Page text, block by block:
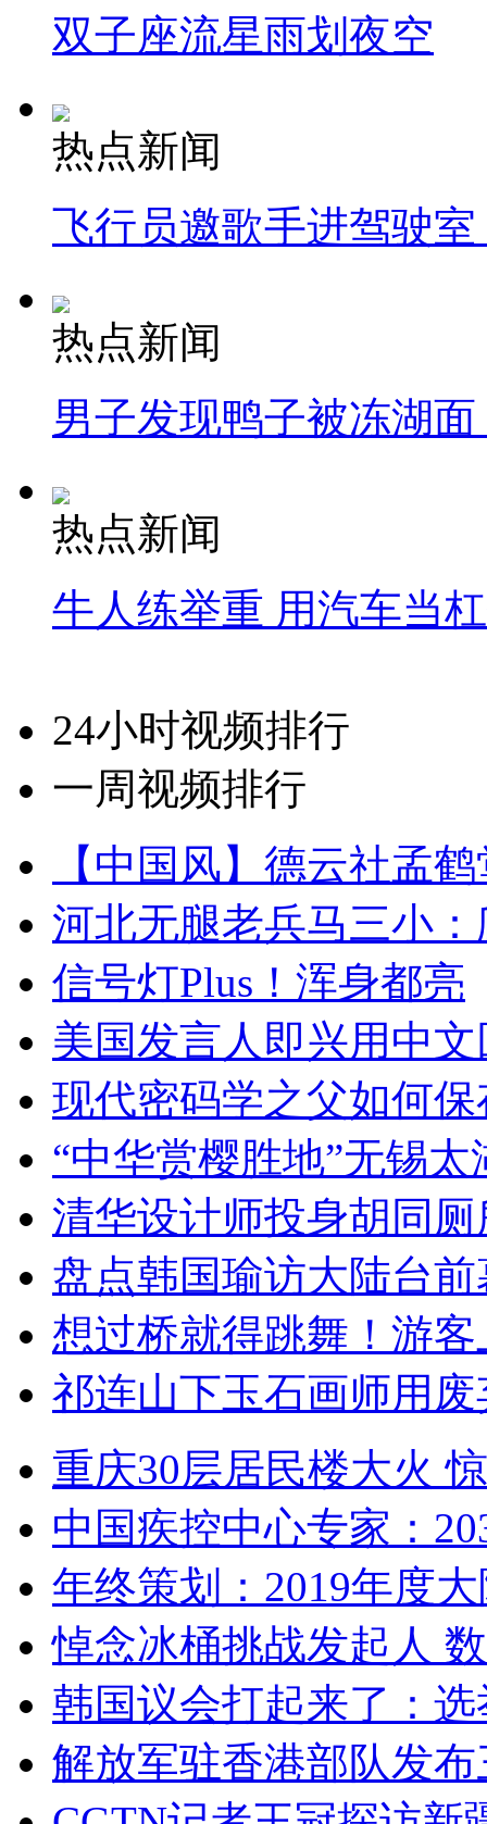
双子座流星雨划夜空
热点新闻
飞行员邀歌手进驾驶
热点新闻
男子发现鸭子被冻湖
热点新闻
牛人练举重 用汽车当
24小时视频排行
一周视频排行
【中国风】德云社孟
河北无腿老兵马三小
信号灯Plus！浑身都亮
美国发言人即兴用中
现代密码学之父如何
“中华赏樱胜地”无锡
清华设计师投身胡同
盘点韩国瑜访大陆台
想过桥就得跳舞！游客
祁连山下玉石画师用
重庆30层居民楼大火
中国疾控中心专家：
年终策划：2019年度
悼念冰桶挑战发起人
韩国议会打起来了：
解放军驻香港部队发